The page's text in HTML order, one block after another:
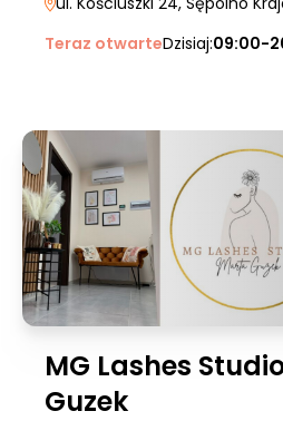
Teraz otwarteDzisiaj:09:00-
MG Lashes
Guzek